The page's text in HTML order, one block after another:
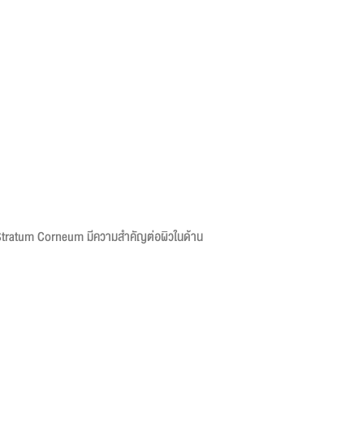
Corneum มีความสำคัญต่อผิวในด้าน